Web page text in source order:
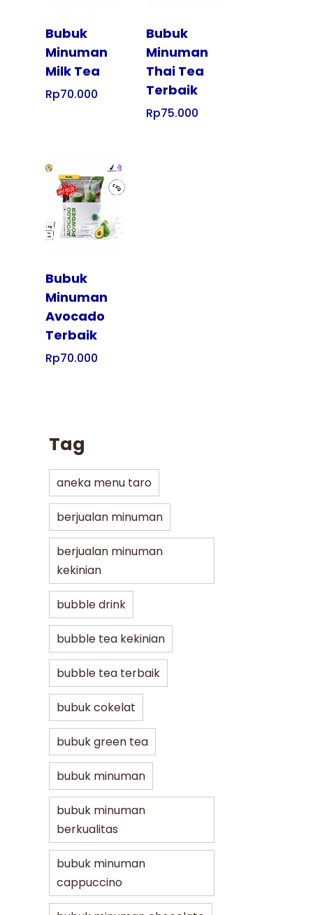
Bubuk
Minuman
Milk Tea
Rp70.000
Bubuk
Minuman
Thai Tea
Terbaik
Rp75.000
Tampilkan
Bubuk
Minuman
Avocado
Terbaik
Rp70.000
Tag
aneka menu taro
berjualan minuman
berjualan minuman
kekinian
bubble drink
bubble tea kekinian
bubble tea terbaik
bubuk cokelat
bubuk green tea
bubuk minuman
bubuk minuman
berkualitas
bubuk minuman
cappuccino